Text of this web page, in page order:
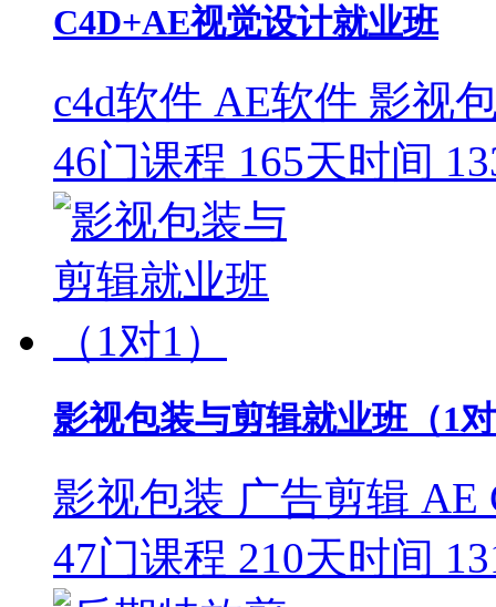
C4D+AE视觉设计就业班
c4d软件 AE软件 影视
46门课程 165天时间
影视包装与剪辑就业班（1
影视包装 广告剪辑 AE
47门课程 210天时间